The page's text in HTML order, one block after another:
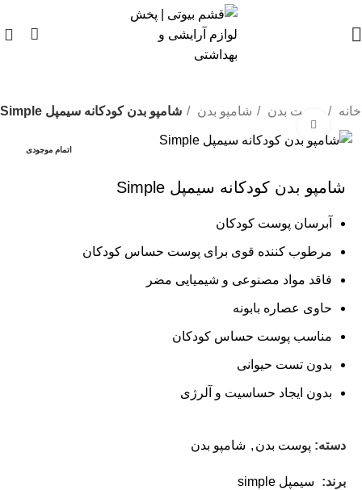
خانه پوست بدن شامپو بدن شامپو بدن کودکانه سیمپل Simple
اتمام موجودی
شامپو بدن کودکانه سیمپل Simple
آبرسان پوست کودکان
مرطوب کننده قوی برای پوست حساس کودکان
فاقد مواد مصنوعی و شیمیایی مضر
حاوی عصاره بابونه
مناسب پوست حساس کودکان
بدون تست حیوانی
بدون ایجاد حساسیت و آلرژی
دسته: پوست بدن , شامپو بدن
برند: سیمپل simple